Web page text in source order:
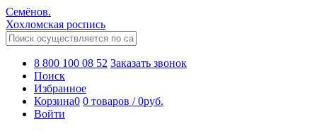
Семёнов.
Хохломская роспись
8 800 100 08 52 Заказать звонок
Поиск
Избранное
Корзина0 0 товаров /0руб.
Войти